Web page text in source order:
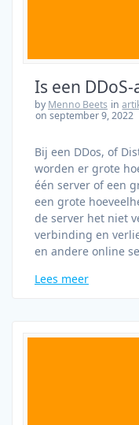
Is een
by Menno Beets in
on september 9, 2022
Bij een DDos, of
worden er grote
één server of een
een grote
de server het niet
verbinding en
en andere online
Lees meer